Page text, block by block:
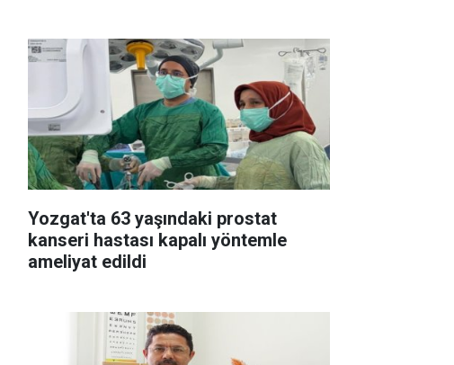
Yozgat'ta 63 yaşındaki prostat
kanseri hastası kapalı yöntemle
ameliyat edildi